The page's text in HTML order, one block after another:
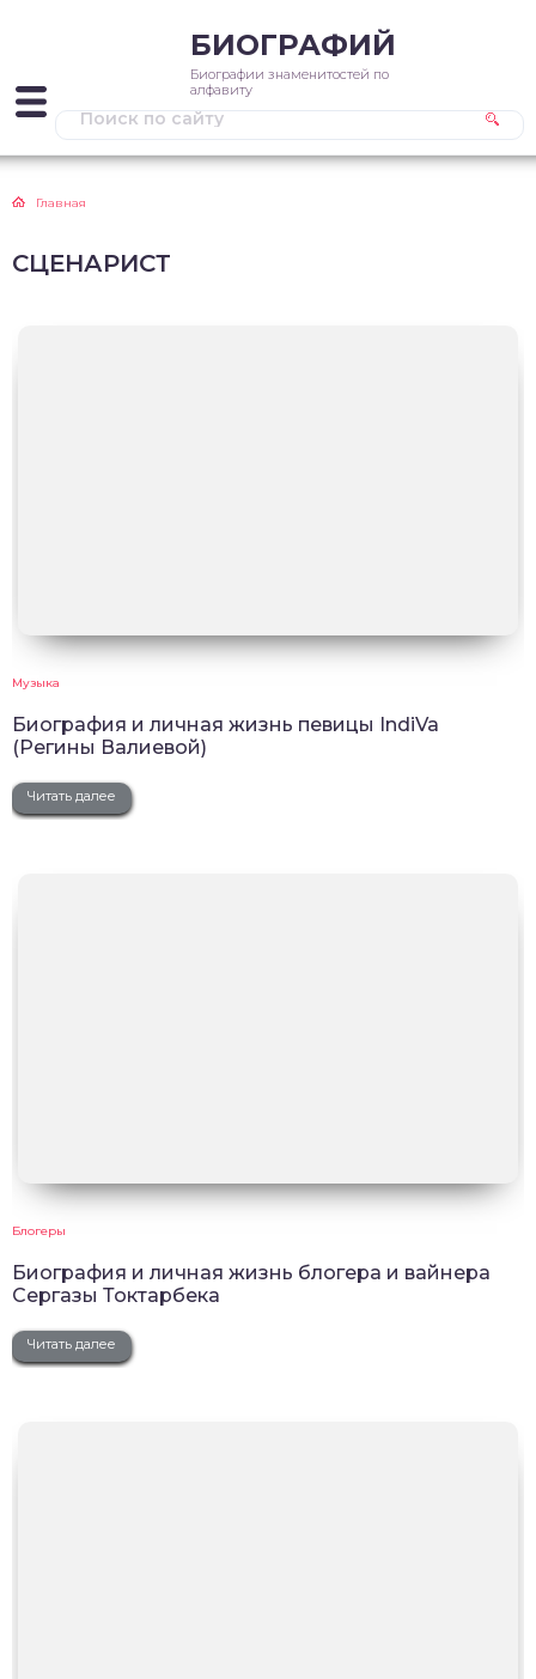
БИОГРАФИЙ
Биографии знаменитостей по
алфавиту
Главная
СЦЕНАРИСТ
Музыка
Биография и личная жизнь певицы IndiVa
(Регины Валиевой)
Читать далее
Блогеры
Биография и личная жизнь блогера и вайнера
Сергазы Токтарбека
Читать далее